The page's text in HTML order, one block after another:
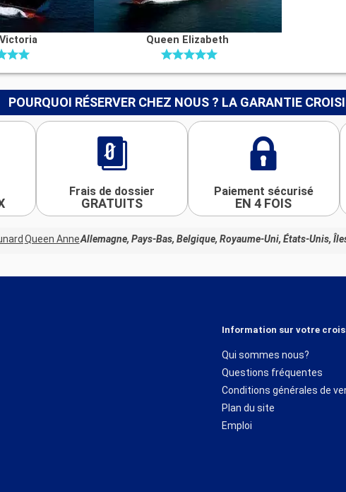
Queen Elizabeth
POURQUOI RÉSERVER CHEZ NOUS ? LA GARANTIE
Frais de dossier
GRATUITS
Paiement sécurisé
EN 4 FOIS
Queen AnneAllemagne, Pays-Bas, Belgique, Royaume-Uni, États-Unis,
Information sur votre
Qui sommes nous?
Questions fréquentes
Conditions générales de
Plan du site
Emploi